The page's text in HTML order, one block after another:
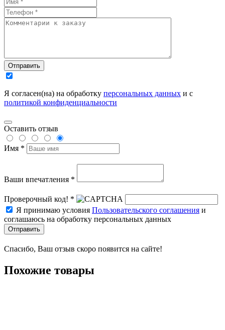
Отправить
Я согласен(на) на обработку персональных данных и с
политикой конфиденциальности
Оставить отзыв
Имя *
Ваши впечатления *
Проверочный код! *
Я принимаю условия Пользовательского соглашения и
соглашаюсь на обработку персональных данных
Отправить
Спасибо, Ваш отзыв скоро появится на сайте!
Похожие товары